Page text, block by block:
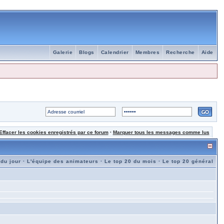
Aide
Recherche
Membres
Calendrier
Blogs
Galerie
les cookies enregistrés par ce forum· Marquer tous les messages comme lus
jour ·L'équipe des animateurs ·Le top 20 du mois ·Le top 20 général